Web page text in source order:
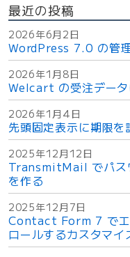
s
s
7
.
0
の
管
理
画
面
U
I
の
調
整
最近の投稿
2026年6月2日
WordPress 7.0 の管
2026年1月8日
Welcart の受注デー
2026年1月4日
先頭固定表示に期限を
2025年12月12日
TransmitMail でパス
を作る
2025年12月7日
Contact Form 7 でエ
ロールするカスタマ